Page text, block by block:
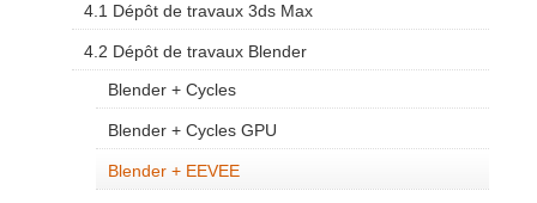
4.1 Dépôt de travaux 3ds Max
4.2 Dépôt de travaux Blender
Blender + Cycles
Blender + Cycles GPU
Blender + EEVEE